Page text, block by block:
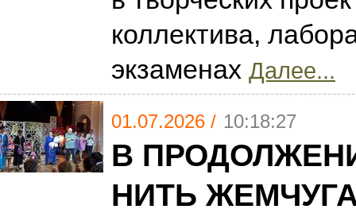
коллектива,
экзаменах Далее...
01.07.2026 / 10:18:27
В
НИТЬ